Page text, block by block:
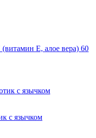
Е, алое вера) 60
с язычком